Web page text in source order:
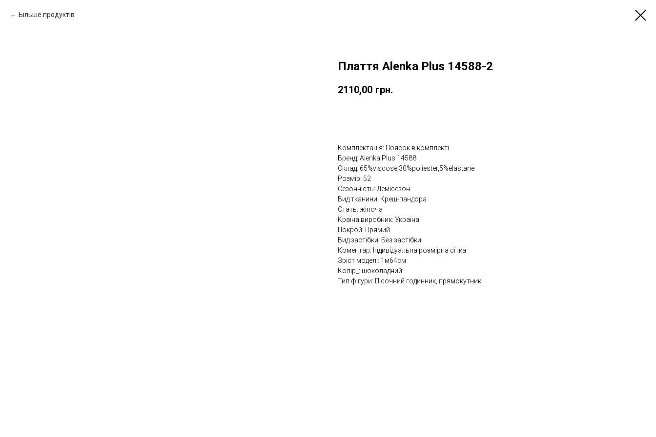
Більше продуктів
Плаття Alenka Plus 14588-2
2110,00 грн.
Комплектація: Поясок в комплекті
Бренд: Alenka Plus 14588
Склад: 65%viscose,30%poliester,5%elastane
Розмір: 52
Сезонність: Демісезон
Вид тканини: Креш-пандора
Стать: жіноча
Країна виробник: Україна
Покрой: Прямий
Вид застібки: Без застібки
Коментар: Індивідуальна розмірна сітка
Зріст моделі: 1м64см
Колір_: шоколадний
Тип фігури: Пісочний годинник, прямокутник